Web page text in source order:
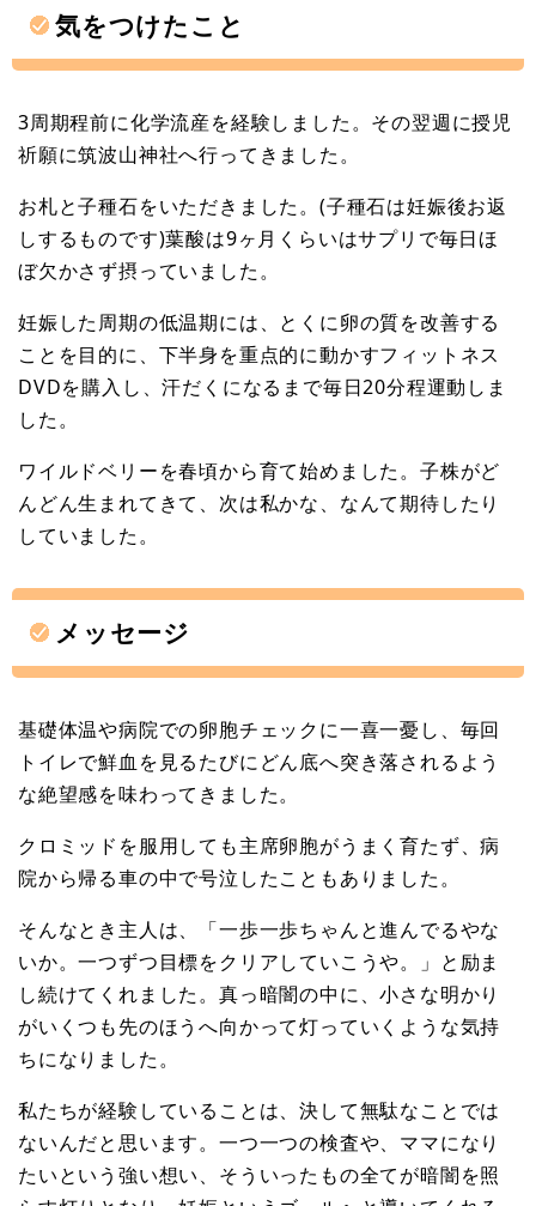
気をつけたこと
3周期程前に化学流産を経験しました。その翌週に授児
祈願に筑波山神社へ行ってきました。
お札と子種石をいただきました。(子種石は妊娠後お返
しするものです)葉酸は9ヶ月くらいはサプリで毎日ほ
ぼ欠かさず摂っていました。
妊娠した周期の低温期には、とくに卵の質を改善する
ことを目的に、下半身を重点的に動かすフィットネス
DVDを購入し、汗だくになるまで毎日20分程運動しま
した。
ワイルドベリーを春頃から育て始めました。子株がど
んどん生まれてきて、次は私かな、なんて期待したり
していました。
メッセージ
基礎体温や病院での卵胞チェックに一喜一憂し、毎回
トイレで鮮血を見るたびにどん底へ突き落されるよう
な絶望感を味わってきました。
クロミッドを服用しても主席卵胞がうまく育たず、病
院から帰る車の中で号泣したこともありました。
そんなとき主人は、「一歩一歩ちゃんと進んでるやな
いか。一つずつ目標をクリアしていこうや。」と励ま
し続けてくれました。真っ暗闇の中に、小さな明かり
がいくつも先のほうへ向かって灯っていくような気持
ちになりました。
私たちが経験していることは、決して無駄なことでは
ないんだと思います。一つ一つの検査や、ママになり
たいという強い想い、そういったもの全てが暗闇を照